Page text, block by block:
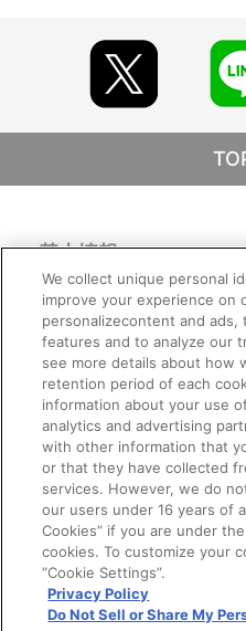
基本情報
利用規約 特定商取引法に基づく表示
プライバシーオプション 会社概要
ご利用情報
ご利用ガイド サイトマップ お問い合
Do Not Sell or Share My Personal
会員メニュー
ログイン 会員規約 新規会員登録
その他のご案内
公式X バンダイナムコフィルムワーク
We collect unique personal
improve your experience on
personalizecontent and ads,
features and to analyze our
see more details about how
retention period of each
information about your use
analytics and advertising
with other information that
or that they have collected
services. However, we do
our users under 16 years of
Cookies” if you are under
cookies. To customize your
“Cookie Settings”.
Privacy Policy
Do Not Sell or Share My